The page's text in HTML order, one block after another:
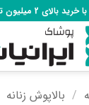
2 میلیون تومان
/ بالاپوش زنانه